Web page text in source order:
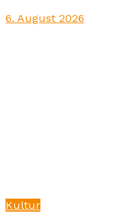
6. August 2026
Kultur